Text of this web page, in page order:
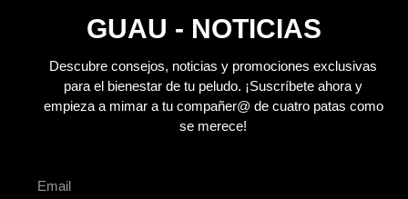
GUAU - NOTICIAS
Descubre consejos, noticias y promociones exclusivas
para el bienestar de tu peludo. ¡Suscríbete ahora y
empieza a mimar a tu compañer@ de cuatro patas como
se merece!